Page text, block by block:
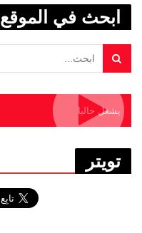
ابحث في الموقع
يشغل حاليا
تويتر